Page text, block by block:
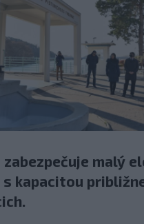
zabezpečuje malý
kapacitou